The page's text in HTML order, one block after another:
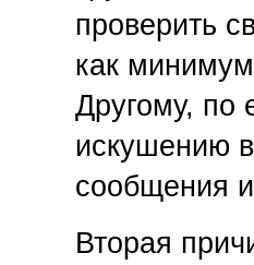
проверить
как
Другому, по
искушению
сообщения
Вторая